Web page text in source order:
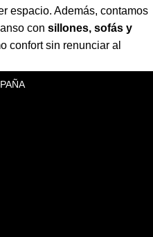
espacio. Además, contamos
con sillones, sofás y
confort sin renunciar al